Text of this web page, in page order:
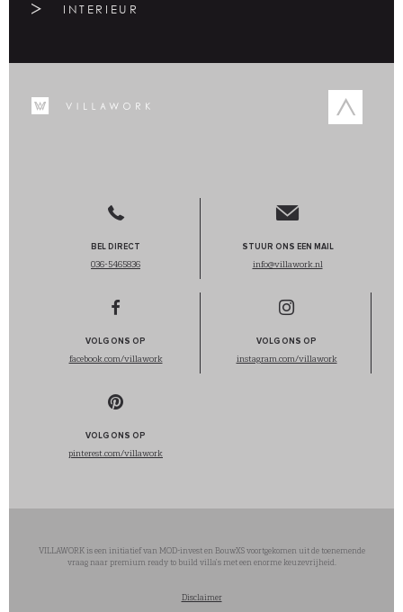
INTERIEUR
BEL DIRECT
036-5465836
STUUR ONS EEN MAIL
info@villawork.nl
VOLG ONS OP
facebook.com/villawork
VOLG ONS OP
instagram.com/villawork
VOLG ONS OP
pinterest.com/villawork
VILLAWORK is een initiatief van MOD-invest en BouwXS voortgekomen uit de toenemende
vraag naar premium ready to build villa’s met een enorme keuzevrijheid.
Disclaimer